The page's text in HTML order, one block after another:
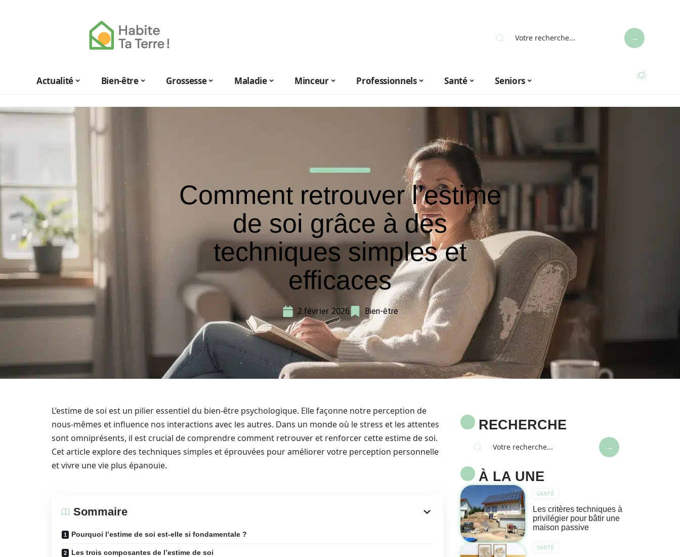
Actualité Bien-être Grossesse Maladie Minceur Professionnels Santé Seniors
Comment retrouver l’estime
de soi grâce à des
techniques simples et
efficaces
2 février 2026 Bien-être
L’estime de soi est un pilier essentiel du bien-être psychologique. Elle façonne notre perception de
nous-mêmes et influence nos interactions avec les autres. Dans un monde où le stress et les attentes
sont omniprésents, il est crucial de comprendre comment retrouver et renforcer cette estime de soi.
Cet article explore des techniques simples et éprouvées pour améliorer votre perception personnelle
et vivre une vie plus épanouie.
Sommaire
Pourquoi l’estime de soi est-elle si fondamentale ?
Les trois composantes de l’estime de soi
RECHERCHE
À LA UNE
SANTÉ
Les critères techniques à
privilégier pour bâtir une
maison passive
SANTÉ